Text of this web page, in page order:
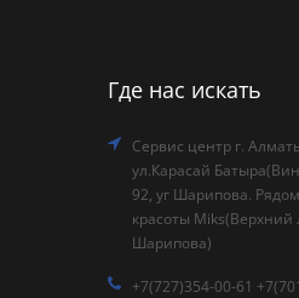
Где нас искать
Сервис центр г.
ул.Карасай
92, уг Шарипова.
красоты Miks(Верхний
Шарипова)
+7(727)354-00-61